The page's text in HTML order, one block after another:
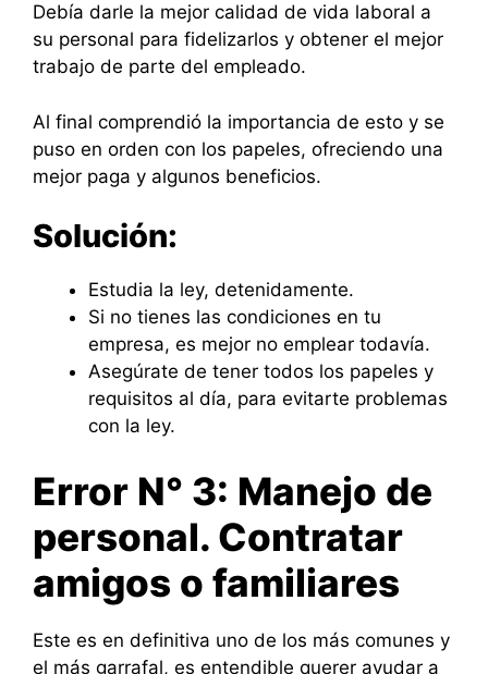
Debía darle la mejor calidad de vida laboral a
su personal para fidelizarlos y obtener el mejor
trabajo de parte del empleado.
Al final comprendió la importancia de esto y se
puso en orden con los papeles, ofreciendo una
mejor paga y algunos beneficios.
Solución:
Estudia la ley, detenidamente.
Si no tienes las condiciones en tu
empresa, es mejor no emplear todavía.
Asegúrate de tener todos los papeles y
requisitos al día, para evitarte problemas
con la ley.
Error N° 3: Manejo de
personal. Contratar
amigos o familiares
Este es en definitiva uno de los más comunes y
el más garrafal, es entendible querer ayudar a